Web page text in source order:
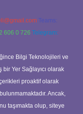
Teams:
606 0 726 Telegram:
Bilgi Teknolojileri ve
bir Yer Sağlayıcı olarak
proaktif olarak
Ancak,
taşımakta olup, siteye